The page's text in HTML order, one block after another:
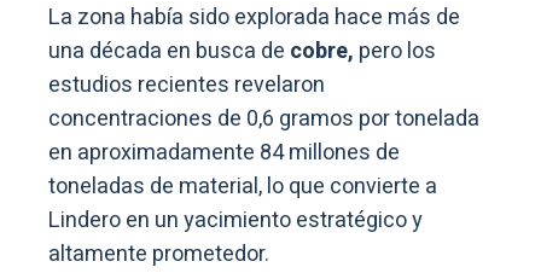
La zona había sido explorada hace más de
una década en busca de cobre, pero los
estudios recientes revelaron
concentraciones de 0,6 gramos por tonelada
en aproximadamente 84 millones de
toneladas de material, lo que convierte a
Lindero en un yacimiento estratégico y
altamente prometedor.